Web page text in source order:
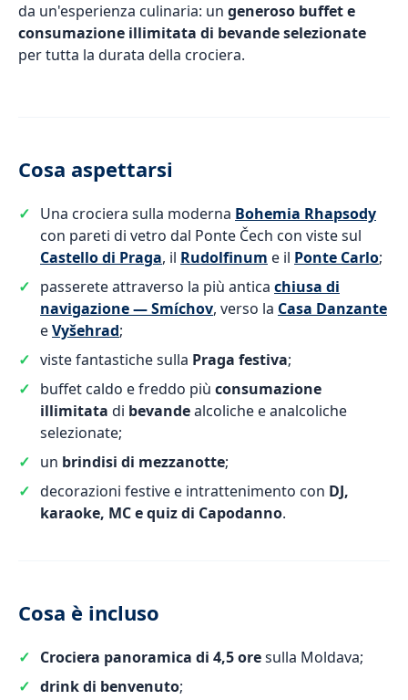
da un'esperienza culinaria: un generoso buffet e
consumazione illimitata di bevande selezionate
per tutta la durata della crociera.
Cosa aspettarsi
Una crociera sulla moderna Bohemia Rhapsody
con pareti di vetro dal Ponte Čech con viste sul
Castello di Praga, il Rudolfinum e il Ponte Carlo;
passerete attraverso la più antica chiusa di
navigazione — Smíchov, verso la Casa Danzante
eVyšehrad;
viste fantastiche sulla Praga festiva;
buffet caldo e freddo più consumazione
illimitata di bevandealcoliche e analcoliche
selezionate;
un brindisi di mezzanotte;
decorazioni festive e intrattenimento con DJ,
karaoke, MC e quiz di Capodanno.
Cosa è incluso
Crociera panoramica di 4,5 oresulla Moldava;
drink di benvenuto;